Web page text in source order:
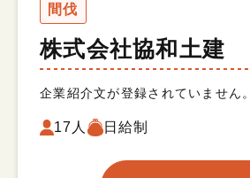
間伐
株式会社協和土建
企業紹介文が登録されていません。
17人 日給制